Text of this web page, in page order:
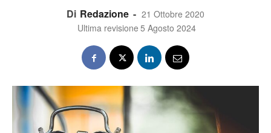
Di Redazione - 21 Ottobre 2020
Ultima revisione 5 Agosto 2024